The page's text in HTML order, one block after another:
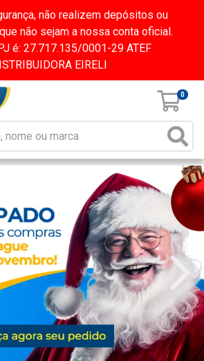
não realizem depósitos ou
não sejam a nossa conta oficial.
é: 27.717.135/0001-29 ATEF
EIRELI
0